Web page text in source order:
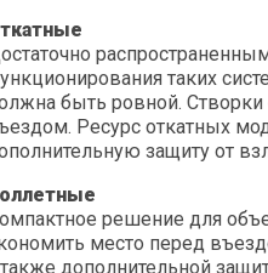
таких
быть ровной. Створки
Ресурс откатных
защиту от
решение для
место перед
дополнительной